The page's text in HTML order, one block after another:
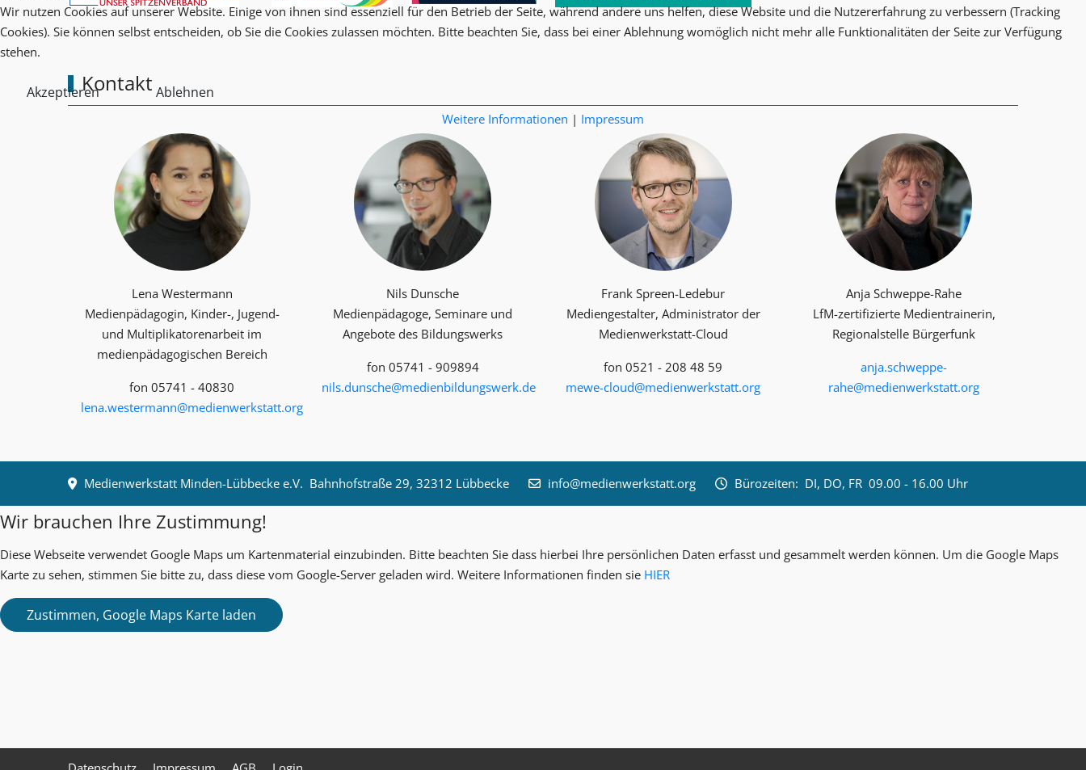
Kontakt
Lena Westermann
Medienpädagogin, Kinder-, Jugend-
und Multiplika­toren­arbeit im
medienpädagogischen Bereich
fon 05741 - 40830
lena.westermann@medienwerkstatt.org
Nils Dunsche
Medienpädagoge, Seminare und
Angebote des Bildungswerks
fon 05741 - 909894
nils.dunsche@medienbildungswerk.de
Frank Spreen-Ledebur
Mediengestalter, Administrator der
Medienwerkstatt-Cloud
fon 0521 - 208 48 59
mewe-cloud@medienwerkstatt.org
Anja Schweppe-Rahe
LfM-zertifizierte Medientrainerin,
Regionalstelle Bürgerfunk
anja.schweppe-
rahe@medienwerkstatt.org
Medienwerkstatt Minden-Lübbecke e.V. Bahnhofstraße 29, 32312 Lübbecke info@medienwerkstatt.org Bürozeiten: DI, DO, FR 09.00 - 16.00 Uhr
Wir brauchen Ihre Zustimmung!
Diese Webseite verwendet Google Maps um Kartenmaterial einzubinden. Bitte beachten Sie dass hierbei Ihre persönlichen Daten erfasst und gesammelt werden können. Um die Google Maps
Karte zu sehen, stimmen Sie bitte zu, dass diese vom Google-Server geladen wird. Weitere Informationen finden sie HIER
Wir nutzen Cookies auf unserer Website. Einige von ihnen sind essenziell für den Betrieb der Seite, während andere uns helfen, diese Website und die Nutzererfahrung zu verbessern (Tracking
Cookies). Sie können selbst entscheiden, ob Sie die Cookies zulassen möchten. Bitte beachten Sie, dass bei einer Ablehnung womöglich nicht mehr alle Funktionalitäten der Seite zur Verfügung
stehen.
Akzeptieren Ablehnen
Weitere Informationen | Impressum